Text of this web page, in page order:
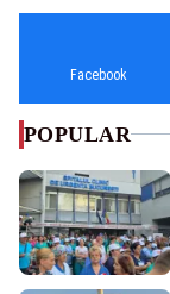
Facebook
POPULAR